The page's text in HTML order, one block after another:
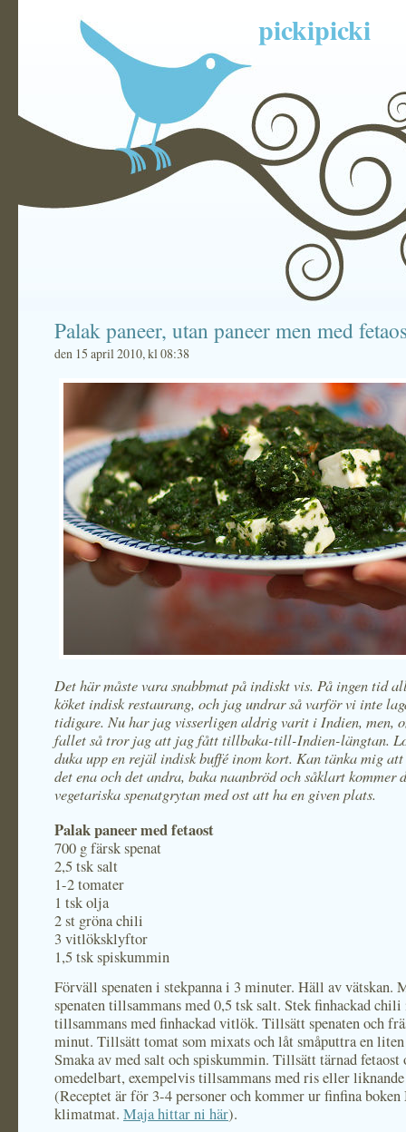
pickipicki
Palak paneer, utan paneer men med
den 15 april 2010, kl 08:38
Det här måste vara snabbmat på indiskt vis. På ingen tid
köket indisk restaurang, och jag undrar så varför vi inte
tidigare. Nu har jag visserligen aldrig varit i Indien, men,
fallet så tror jag att jag fått tillbaka-till-Indien-längtan.
duka upp en rejäl indisk buffé inom kort. Kan tänka mig att
det ena och det andra, baka naanbröd och såklart kommer
vegetariska spenatgrytan med ost att ha en given plats.
Palak paneer med fetaost
700 g färsk spenat
2,5 tsk salt
1-2 tomater
1 tsk olja
2 st gröna chili
3 vitlöksklyftor
1,5 tsk spiskummin
Förväll spenaten i stekpanna i 3 minuter. Häll av vätskan.
spenaten tillsammans med 0,5 tsk salt. Stek finhackad
tillsammans med finhackad vitlök. Tillsätt spenaten och
minut. Tillsätt tomat som mixats och låt småputtra en
Smaka av med salt och spiskummin. Tillsätt tärnad fetaost
omedelbart, exempelvis tillsammans med ris eller
(Receptet är för 3-4 personer och kommer ur finfina boken
klimatmat. Maja hittar ni här).